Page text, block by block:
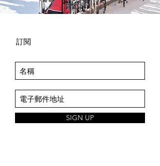
訂閱
SIGN UP